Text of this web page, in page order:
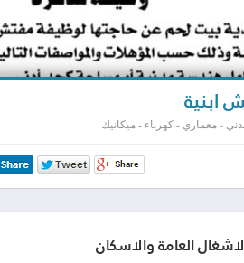
ابنية
- معماري - كهرباء - ميكانيك
العامة والاسكان